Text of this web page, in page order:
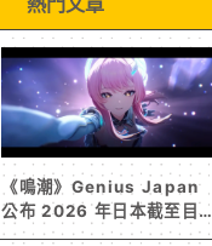
《鳴潮》Genius Japan
公布 2026 年日本截至目
前為止人氣歌單《遠航星的